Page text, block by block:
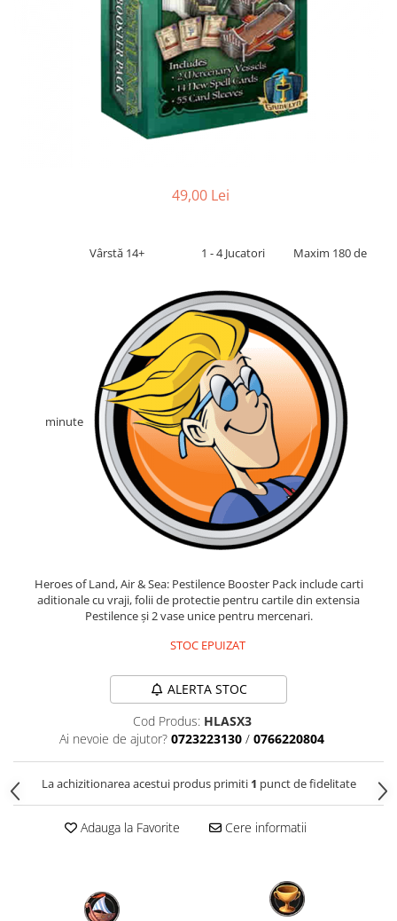
Categoriile Noastre
Premiate internațional
Colecția personală
Durata de joc
Fantastice
TOATE JOCURILE
49,00 Lei
Vârstă 14+ 1 - 4 Jucatori Maxim 180 de
minute
Heroes of Land, Air & Sea: Pestilence Booster Pack include carti
aditionale cu vraji, folii de protectie pentru cartile din extensia
Pestilence și 2 vase unice pentru mercenari.
STOC EPUIZAT
ALERTA STOC
Cod Produs: HLASX3
Ai nevoie de ajutor? 0723223130 / 0766220804
La achizitionarea acestui produs primiti 1 punct de fidelitate
Adauga la Favorite Cere informatii